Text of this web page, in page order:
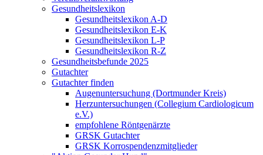
Gesundheitslexikon
Gesundheitslexikon A-D
Gesundheitslexikon E-K
Gesundheitslexikon L-P
Gesundheitslexikon R-Z
Gesundheitsbefunde 2025
Gutachter
Gutachter finden
Augenuntersuchung (Dortmunder Kreis)
Herzuntersuchungen (Collegium Cardiologicum
e.V.)
empfohlene Röntgenärzte
GRSK Gutachter
GRSK Korrospendenzmitglieder